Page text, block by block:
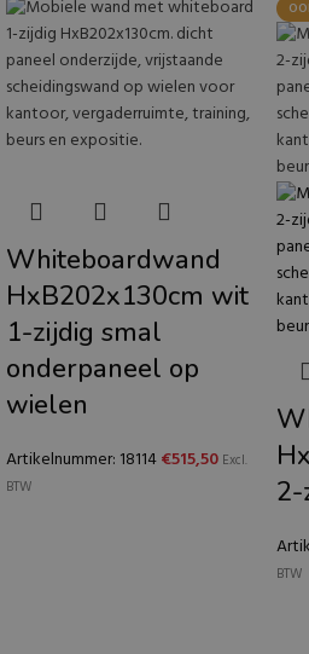
Whiteboardwand
HxB202x130cm wit
1-zijdig smal
onderpaneel op
wielen
Artikelnummer: 18114€515,50 Excl.
BTW
2-
BTW